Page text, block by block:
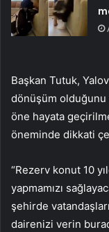
Başkan Tutuk,
dönüşüm
öne hayata
öneminde dikkati
“Rezerv konut 10
yapmamızı
şehirde
dairenizi verin